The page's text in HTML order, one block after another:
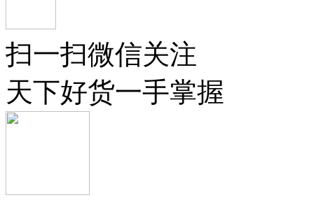
扫一扫微信关注
天下好货一手掌握